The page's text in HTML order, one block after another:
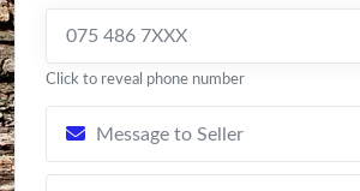
075 486 7XXX
Click to reveal phone number
Message to Seller